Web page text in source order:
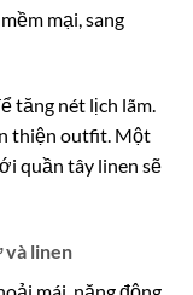
mại, sang
tăng nét lịch lãm.
thiện outfit. Một
quần tây linen sẽ
và linen